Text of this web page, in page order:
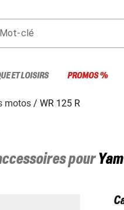
Mot-clé
ET LOISIRS PROMOS %
motos
WR 125 R
pour